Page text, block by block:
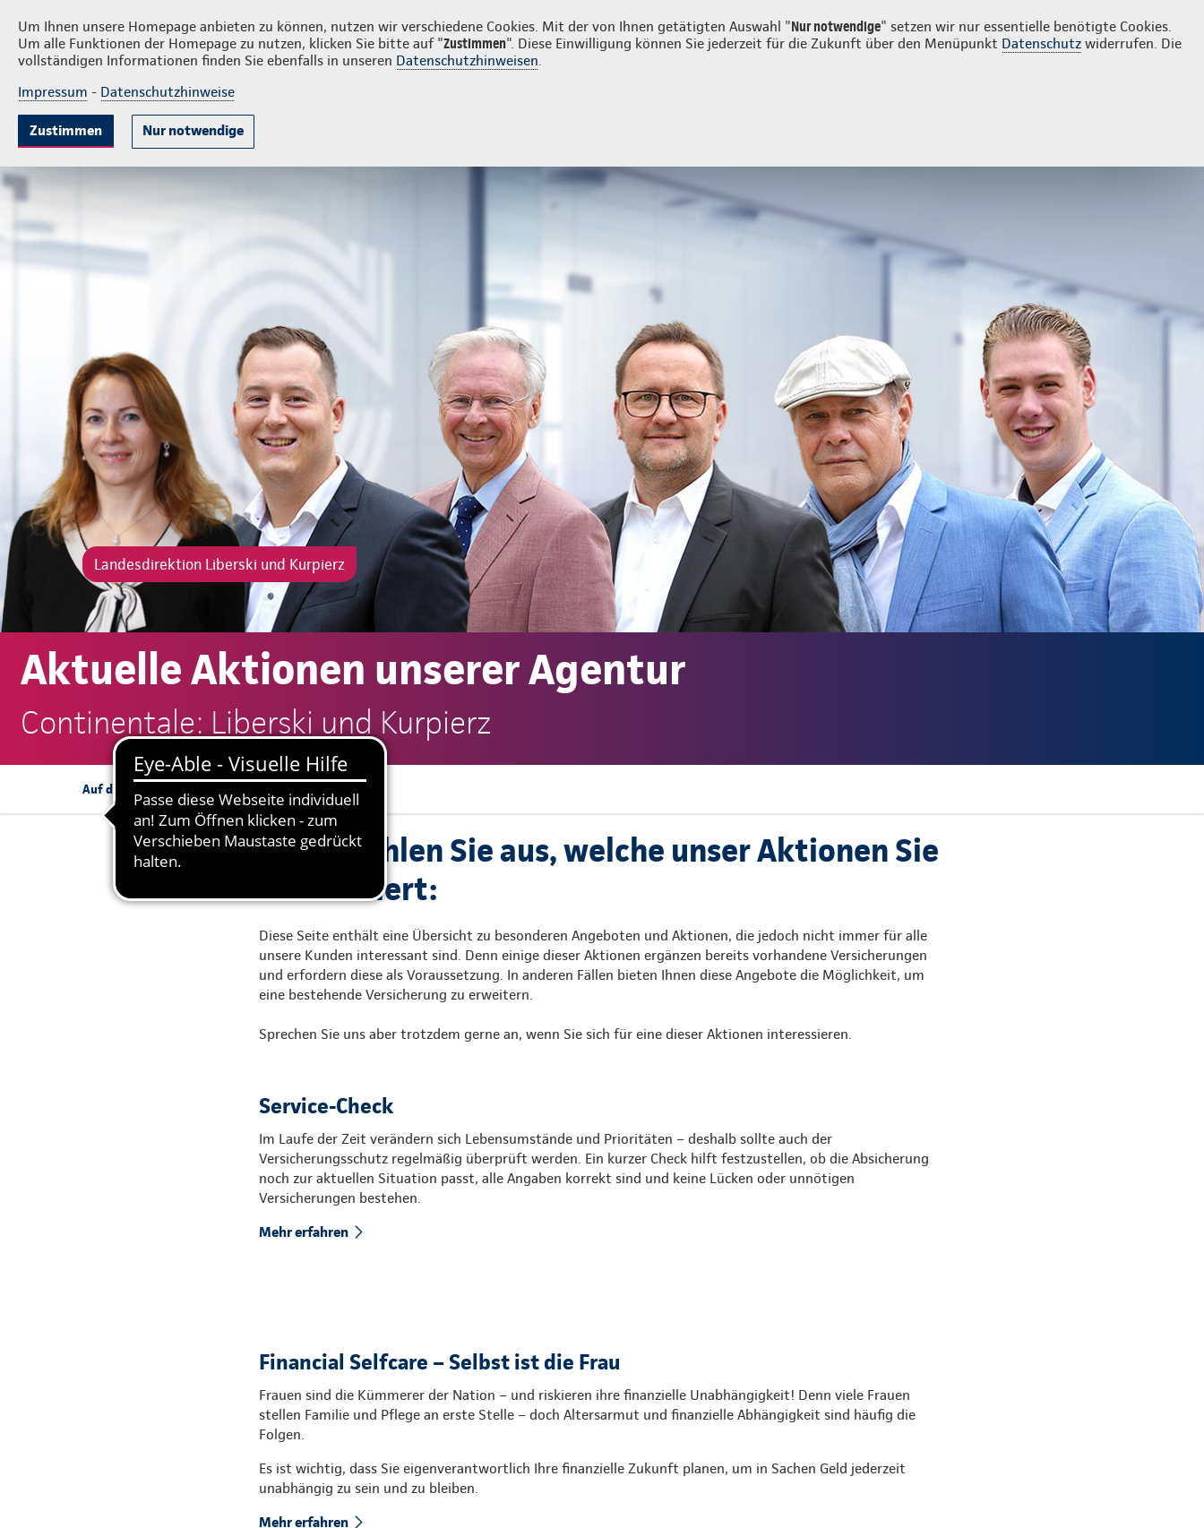
Um Ihnen unsere Homepage anbieten zu können, nutzen wir verschiedene Cookies. Mit der von Ihnen getätigten Auswahl "Nur notwendige" setzen wir nur essentielle benötigte Cookies.
Um alle Funktionen der Homepage zu nutzen, klicken Sie bitte auf "Zustimmen". Diese Einwilligung können Sie jederzeit für die Zukunft über den Menüpunkt Datenschutz widerrufen. Die
vollständigen Informationen finden Sie ebenfalls in unseren Datenschutzhinweisen.
Impressum - Datenschutzhinweise
Zustimmen Nur notwendige
Liberski und Kurpierz PrivatkundenFirmenkunden Login Kontakt 0281 164690
KrankenversicherungLebensversicherung
Landesdirektion Liberski und Kurpierz GmbH & Co.KG
Landesdirektion Liberski und Kurpierz
Aktuelle Aktionen unserer Agentur
Continentale: Liberski und Kurpierz
Auf dieser Seite:
Bitte wählen Sie aus, welche unser Aktionen Sie
interessiert:
Diese Seite enthält eine Übersicht zu besonderen Angeboten und Aktionen, die jedoch nicht immer für alle
unsere Kunden interessant sind. Denn einige dieser Aktionen ergänzen bereits vorhandene Versicherungen
und erfordern diese als Voraussetzung. In anderen Fällen bieten Ihnen diese Angebote die Möglichkeit, um
eine bestehende Versicherung zu erweitern.
Sprechen Sie uns aber trotzdem gerne an, wenn Sie sich für eine dieser Aktionen interessieren.
Service-Check
Im Laufe der Zeit verändern sich Lebensumstände und Prioritäten – deshalb sollte auch der
Versicherungsschutz regelmäßig überprüft werden. Ein kurzer Check hilft festzustellen, ob die Absicherung
noch zur aktuellen Situation passt, alle Angaben korrekt sind und keine Lücken oder unnötigen
Versicherungen bestehen.
Mehr erfahren
Financial Selfcare – Selbst ist die Frau
Frauen sind die Kümmerer der Nation – und riskieren ihre finanzielle Unabhängigkeit! Denn viele Frauen
stellen Familie und Pflege an erste Stelle – doch Altersarmut und finanzielle Abhängigkeit sind häufig die
Folgen.
Es ist wichtig, dass Sie eigenverantwortlich Ihre finanzielle Zukunft planen, um in Sachen Geld jederzeit
unabhängig zu sein und zu bleiben.
Mehr erfahren